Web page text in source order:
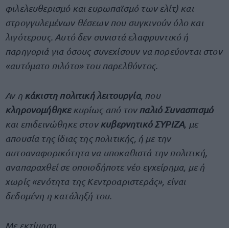
φιλελευθερισμό και ευρωπαϊσμό των ελίτ) και
στρογγυλεμένων θέσεων που συγκινούν όλο και
λιγότερους. Αυτό δεν συνιστά ελαφρυντικό ή
παρηγοριά για όσους συνεχίσουν να πορεύονται στον
«αυτόματο πιλότο» του παρελθόντος.
Αν η κάκιστη πολιτική λειτουργία, που
κληρονομήθηκε κυρίως από τον παλιό Συνασπισμό
και επιδεινώθηκε στον κυβερνητικό ΣΥΡΙΖΑ, με
απουσία της ίδιας της πολιτικής, ή με την
αυτοαναφορικότητα να υποκαθιστά την πολιτική,
αναπαραχθεί σε οποιοδήποτε νέο εγχείρημα, με ή
χωρίς «ενότητα της Κεντροαριστεράς», είναι
δεδομένη η κατάληξή του.
Με εκτίμηση